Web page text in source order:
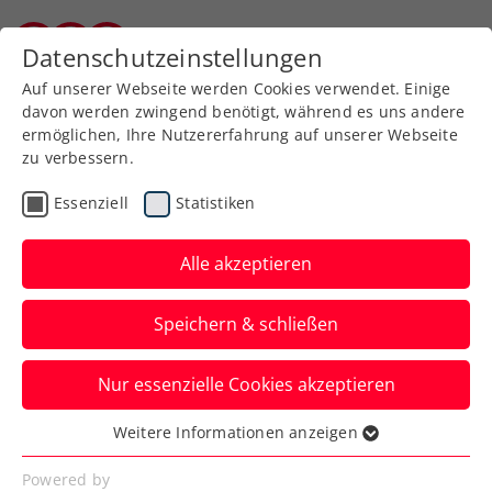
Zurück zur Newsübersicht
Allgemeine Klasse
ATP WTA ITF
Internationale
Turnierlandschaft in
Österreich im Aufwind
Datenschutzeinstellungen
Auf unserer Webseite werden Cookies verwendet. Einige
davon werden zwingend benötigt, während es uns andere
ermöglichen, Ihre Nutzererfahrung auf unserer Webseite
zu verbessern.
Essenziell Statistiken
Alle akzeptieren
Speichern & schließen
Nur essenzielle Cookies akzeptieren
Essenziell
Essenzielle Cookies werden für grundlegende
Weitere Informationen anzeigen
Powered by